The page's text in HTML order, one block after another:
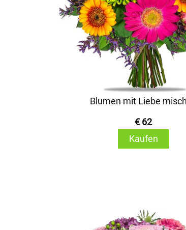
Blumen mit Liebe
€ 62
Kaufen